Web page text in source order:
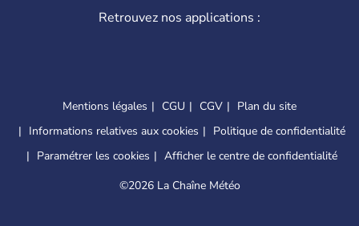
Retrouvez nos applications :
Mentions légales CGU CGV
Plan du site
Informations relatives aux cookies
Politique de confidentialité
Paramétrer les cookies
Afficher le centre de confidentialité
©2026 La Chaîne Météo